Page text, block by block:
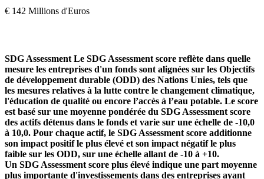
€ 142 Millions d'Euros
SDG Assessment Le SDG Assessment score reflète dans quelle
mesure les entreprises d'un fonds sont alignées sur les Objectifs
de développement durable (ODD) des Nations Unies, tels que
les mesures relatives à la lutte contre le changement climatique,
l'éducation de qualité ou encore l’accès à l’eau potable. Le score
est basé sur une moyenne pondérée du SDG Assessment score
des actifs détenus dans le fonds et varie sur une échelle de -10,0
à 10,0. Pour chaque actif, le SDG Assessment score additionne
son impact positif le plus élevé et son impact négatif le plus
faible sur les ODD, sur une échelle allant de -10 à +10.
Un SDG Assessment score plus élevé indique une part moyenne
plus importante d'investissements dans des entreprises ayant